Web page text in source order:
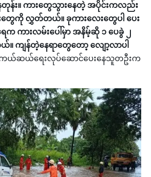
န်း။ ကားတွေသွားနေတဲ့ အပိုင်းကလည်း
တွေကို လွှတ်တယ်။ ခုကားလေးတွေပါ ပေး
ရေက ကားလမ်းပေါ်မှာ အနိမ့်ဆို ၁ ပေခွဲ ၂
ကျန်တဲ့နေရာတွေတော့ လျော့လာပါ
ဆယ်ရေးလုပ်ဆောင်ပေးနေသူတဦးက